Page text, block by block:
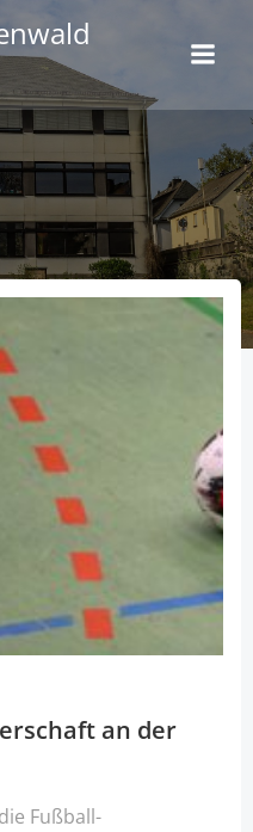
an der
Fußball-